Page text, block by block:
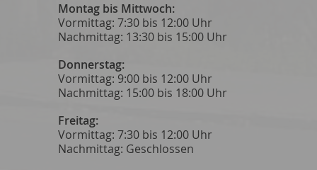
Montag bis Mittwoch:
Vormittag: 7:30 bis 12:00 Uhr
Nachmittag: 13:30 bis 15:00 Uhr
Donnerstag:
Vormittag: 9:00 bis 12:00 Uhr
Nachmittag: 15:00 bis 18:00 Uhr
Freitag:
Vormittag: 7:30 bis 12:00 Uhr
Nachmittag: Geschlossen